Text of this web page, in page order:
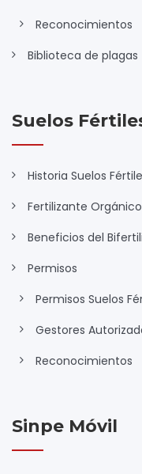
Reconocimientos
Biblioteca de plagas
Suelos
Historia Suelos
Fertilizante
Beneficios del
Permisos
Permisos Suelos
Gestores
Reconocimientos
Sinpe Móvil